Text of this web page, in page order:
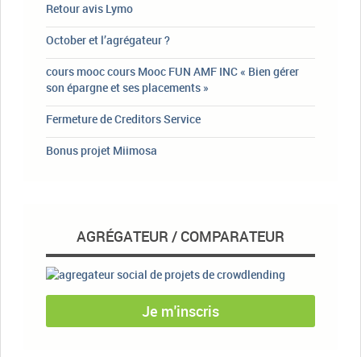
Retour avis Lymo
October et l’agrégateur ?
cours mooc cours Mooc FUN AMF INC « Bien gérer
son épargne et ses placements »
Fermeture de Creditors Service
Bonus projet Miimosa
AGRÉGATEUR / COMPARATEUR
Je m'inscris